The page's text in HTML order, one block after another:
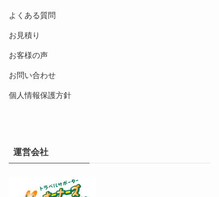
よくある質問
お見積り
お客様の声
お問い合わせ
個人情報保護方針
運営会社